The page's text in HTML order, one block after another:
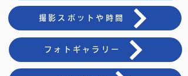
撮影スポットや時間
フォトギャラリー